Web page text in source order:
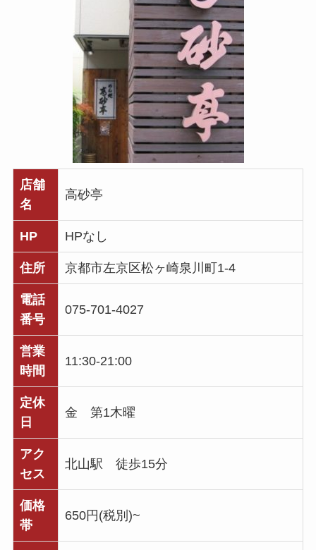
店舗
名
高砂亭
HP HPなし
住所 京都市左京区松ヶ崎泉川町1-4
電話
番号
075-701-4027
営業
時間
11:30-21:00
定休
日
金 第1木曜
アク
セス
北山駅 徒歩15分
価格
帯
650円(税別)~